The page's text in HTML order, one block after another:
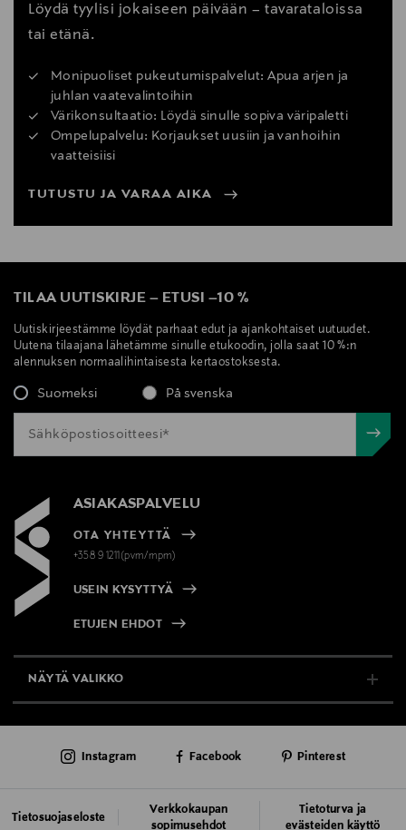
Löydä tyylisi jokaiseen päivään – tavarataloissa
tai etänä.
Monipuoliset pukeutumispalvelut: Apua arjen ja
juhlan vaatevalintoihin
Värikonsultaatio: Löydä sinulle sopiva väripaletti
Ompelupalvelu: Korjaukset uusiin ja vanhoihin
vaatteisiisi
TUTUSTU JA VARAA AIKA
TILAA UUTISKIRJE – ETUSI –10 %
Uutiskirjeestämme löydät parhaat edut ja ajankohtaiset uutuudet.
Uutena tilaajana lähetämme sinulle etukoodin, jolla saat 10 %:n
alennuksen normaalihintaisesta kertaostoksesta.
Suomeksi På svenska
ASIAKASPALVELU
OTA YHTEYTTÄ
+358 9 1211(pvm/mpm)
USEIN KYSYTTYÄ
ETUJEN EHDOT
NÄYTÄ VALIKKO
AJANKOHTAISTA
Tietosuojaseloste
Verkkokaupan
sopimusehdot
Tietoturva ja
evästeiden käyttö
Instagram Facebook Pinterest